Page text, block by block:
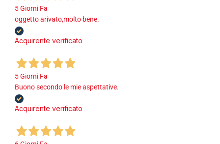
5 Giorni Fa
oggetto arivato,molto bene.
Acquirente verificato
5 Giorni Fa
Buono secondo le mie aspettative.
Acquirente verificato